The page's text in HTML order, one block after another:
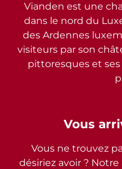
Vous
Vous ne trouvez
désiriez avoir ?
Vianden est une
dans le nord du
des Ardennes
visiteurs par son
pittoresques et